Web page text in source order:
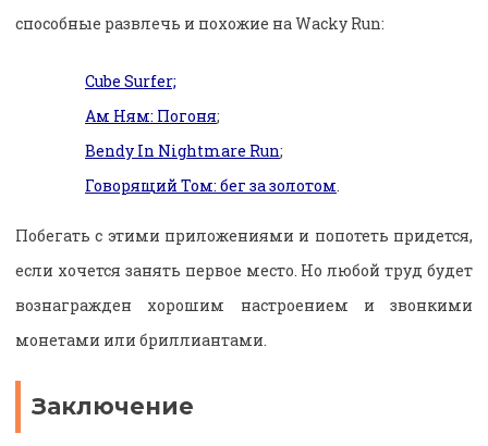
способные развлечь и похожие на Wacky Run:
Cube Surfer;
Ам Ням: Погоня;
Bendy In Nightmare Run;
Говорящий Том: бег за золотом.
Побегать с этими приложениями и попотеть придется,
если хочется занять первое место. Но любой труд будет
вознагражден хорошим настроением и звонкими
монетами или бриллиантами.
Заключение